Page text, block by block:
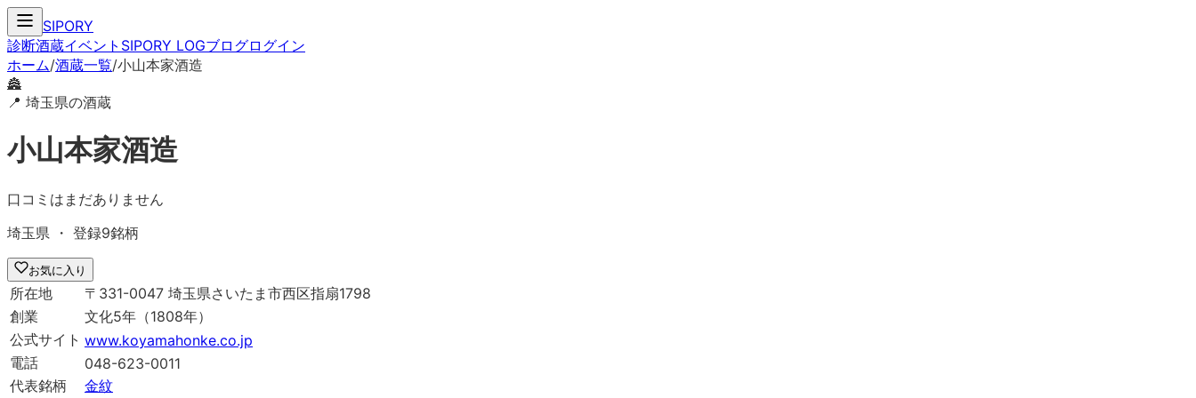
SIPORY
診断酒蔵イベント SIPORY LOGブログログイン
ホーム/酒蔵一覧/小山本家酒造
🏯
📍 埼玉県の酒蔵
小山本家酒造
口コミはまだありません
埼玉県 ・ 登録9銘柄
お気に入り
所在地 〒 331-0047 埼玉県さいたま市西区指扇1798
創業
文化5年 （1808年）
公式サイト www.koyamahonke.co.jp
電話
048-623-0011
代表銘柄
金紋